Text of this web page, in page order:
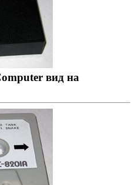
вид на